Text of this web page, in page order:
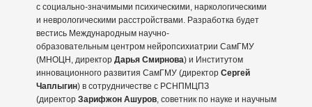
с социально-значимыми психическими, наркологическими
и неврологическими расстройствами. Разработка будет
вестись Международным научно-
образовательным центром нейропсихиатрии СамГМУ
(МНОЦН, директор Дарья Смирнова) и Институтом
инновационного развития СамГМУ (директор Сергей
Чаплыгин) в сотрудничестве с РСНПМЦПЗ
(директор Зарифжон Ашуров, советник по науке и научным